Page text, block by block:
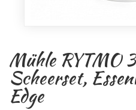
Mühle RYTMO
Scheerset,
Edge